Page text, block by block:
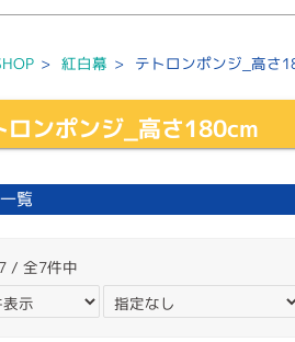
> 紅白幕 > テトロンポンジ_高さ
ロンポンジ_高さ180cm
覧
/ 全7件中